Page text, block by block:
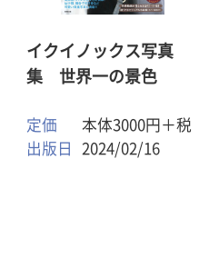
イクイノックス写真
集 世界一の景色
定価
本体3000円＋税
出版日
2024/02/16